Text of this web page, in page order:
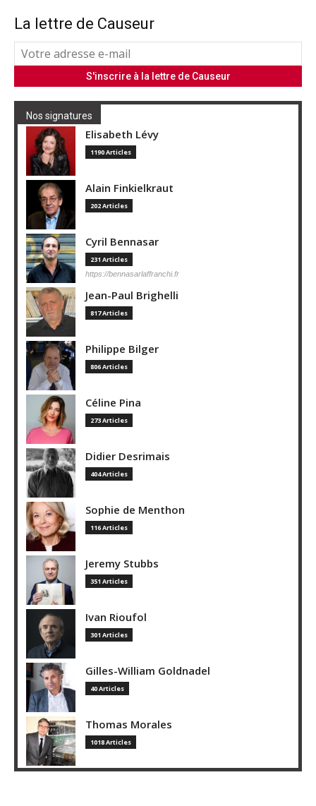
La lettre de Causeur
Nos signatures
Elisabeth Lévy
1190 Articles
Alain Finkielkraut
202 Articles
Cyril Bennasar
231 Articles
https://bennasarlaffranchi.fr
Jean-Paul Brighelli
817 Articles
Philippe Bilger
806 Articles
Céline Pina
273 Articles
Didier Desrimais
404 Articles
Sophie de Menthon
116 Articles
Jeremy Stubbs
351 Articles
Ivan Rioufol
301 Articles
Gilles-William Goldnadel
40 Articles
Thomas Morales
1018 Articles